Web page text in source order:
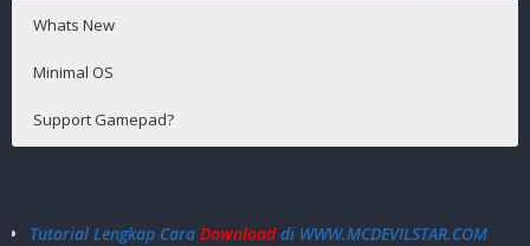
Whats New
Minimal OS
Support Gamepad?
Tutorial Lengkap Cara Downloaddi WWW.MCDEVILSTAR.COM